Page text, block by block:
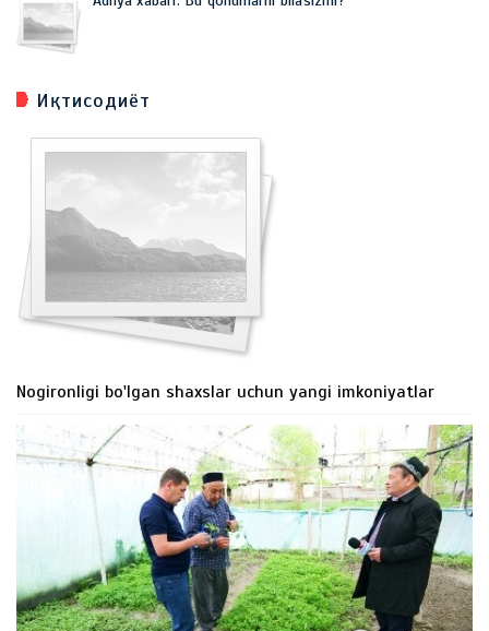
Иқтисодиёт
Nogironligi bo'lgan shaxslar uchun yangi imkoniyatlar